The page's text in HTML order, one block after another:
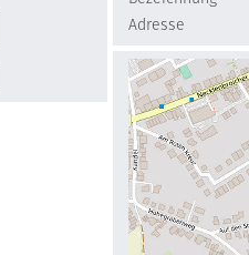
Adresse